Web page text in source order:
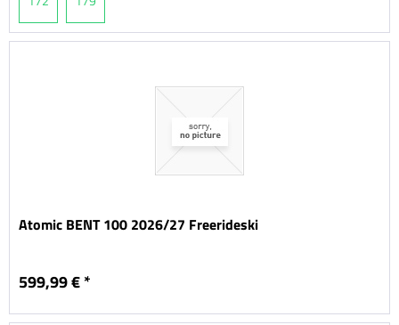
Atomic BENT 100 2026/27 Freerideski
599,99 € *